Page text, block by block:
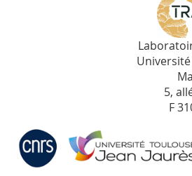
Université
5,
F